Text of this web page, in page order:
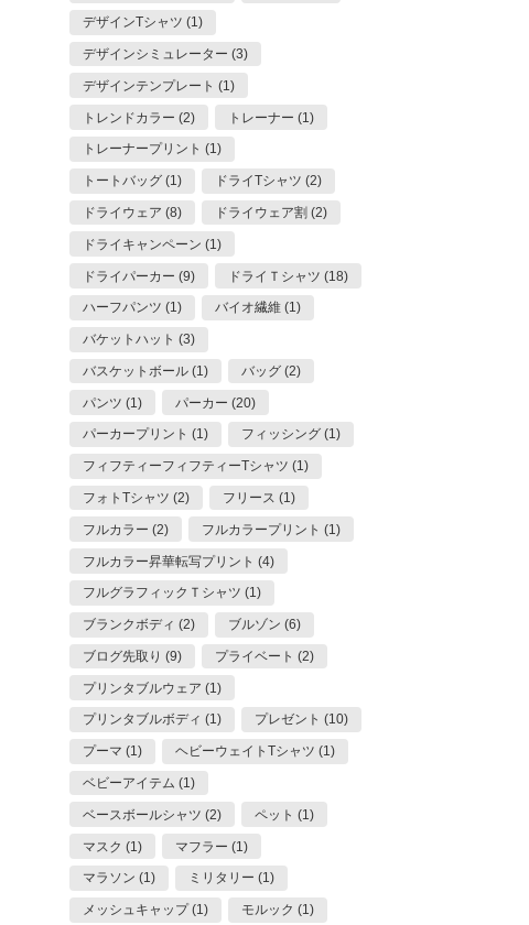
デザインTシャツ (1)
デザインシミュレーター (3)
デザインテンプレート (1)
トレンドカラー (2) トレーナー (1)
トレーナープリント (1)
トートバッグ (1) ドライTシャツ (2)
ドライウェア (8) ドライウェア割 (2)
ドライキャンペーン (1)
ドライパーカー (9) ドライＴシャツ (18)
ハーフパンツ (1) バイオ繊維 (1)
バケットハット (3)
バスケットボール (1) バッグ (2)
パンツ (1) パーカー (20)
パーカープリント (1) フィッシング (1)
フィフティーフィフティーTシャツ (1)
フォトTシャツ (2) フリース (1)
フルカラー (2) フルカラープリント (1)
フルカラー昇華転写プリント (4)
フルグラフィックＴシャツ (1)
ブランクボディ (2) ブルゾン (6)
ブログ先取り (9) プライベート (2)
プリンタブルウェア (1)
プリンタブルボディ (1) プレゼント (10)
プーマ (1) ヘビーウェイトTシャツ (1)
ベビーアイテム (1)
ベースボールシャツ (2) ペット (1)
マスク (1) マフラー (1)
マラソン (1) ミリタリー (1)
メッシュキャップ (1) モルック (1)